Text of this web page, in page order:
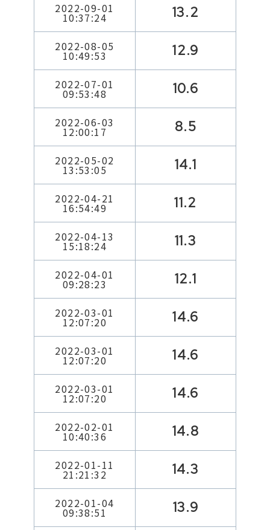
2022-09-01
10:37:24 13.2
2022-08-05
10:49:53 12.9
2022-07-01
09:53:48 10.6
2022-06-03
12:00:17 8.5
2022-05-02
13:53:05 14.1
2022-04-21
16:54:49 11.2
2022-04-13
15:18:24 11.3
2022-04-01
09:28:23 12.1
2022-03-01
12:07:20 14.6
2022-03-01
12:07:20 14.6
2022-03-01
12:07:20 14.6
2022-02-01
10:40:36 14.8
2022-01-11
21:21:32 14.3
2022-01-04
09:38:51 13.9